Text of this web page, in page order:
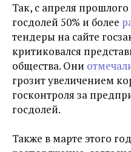
Так, с апреля прошлого
госдолей 50% и более
тендеры на сайте
критиковался
общества. Они
грозит увеличением
госконтроля за
госдолей.
Также в марте этого